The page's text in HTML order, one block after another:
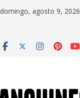
domingo, agosto 9, 2026